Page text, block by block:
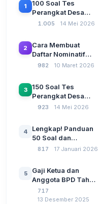
1
100 Soal Tes
Perangkat Desa
Terbaru 2026
CAT Berbasis UU
Desa No. 3 Tahun
2024
1.005 14 Mei 2026
2
Cara Membuat
Daftar Nominatif
Siltap di Aplikasi
SPP Pencairan
Dana Desa
982 10 Maret 2026
3
150 Soal Tes
Perangkat Desa
2026: Administrasi
Kebangsaan, dan
Komputer Beserta
Jawaban Paling
923 14 Mei 2026
4
Lengkap! Panduan
50 Soal dan
Jawaban Tes
Berdasarkan UU No
3 Tahun 2024
817 17 Januari 2026
5
Gaji Ketua dan
Anggota BPD Tahun
2026, Berapa
Besarannya? Ada
717
13 Desember 2025